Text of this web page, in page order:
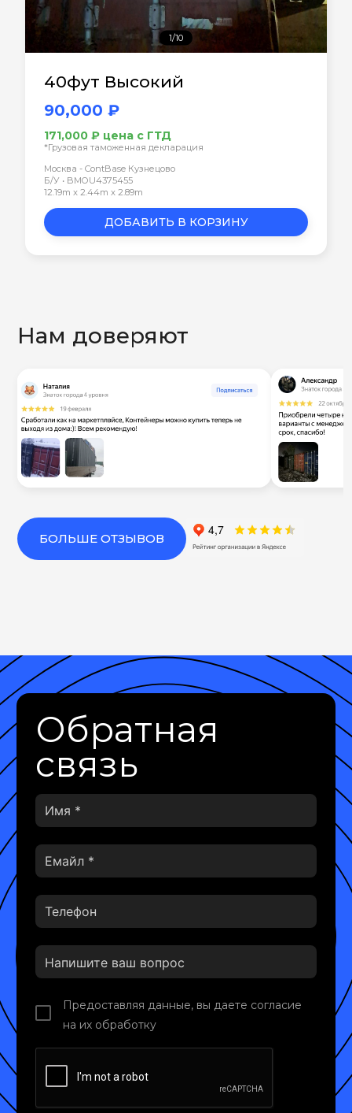
1/10
40фут Высокий
90,000 ₽
171,000 ₽ цена с ГТД
*Грузовая таможенная декларация
Москва - ContBase Кузнецово
Б/У • BMOU4375455
12.19m x 2.44m x 2.89m
ДОБАВИТЬ В КОРЗИНУ
Нам доверяют
БОЛЬШЕ ОТЗЫВОВ
Обратная
связь
Предоставляя данные, вы даете согласие
на их обработку